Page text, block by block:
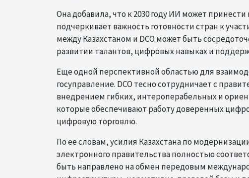
Она добавила, что к 2030 году ИИ может
подчеркивает важность готовности стран к
между Казахстаном и DCO может быть
развитии талантов, цифровых навыках и
Еще одной перспективной областью для
госуправление. DCO тесно сотрудничает с
внедрением гибких, интероперабельных и
которые обеспечивают работу доверенных
цифровую торговлю.
По ее словам, усилия Казахстана по
электронного правительства полностью
быть направлено на обмен передовым